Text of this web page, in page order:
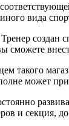
вида
сможете
такого
может
и секция,